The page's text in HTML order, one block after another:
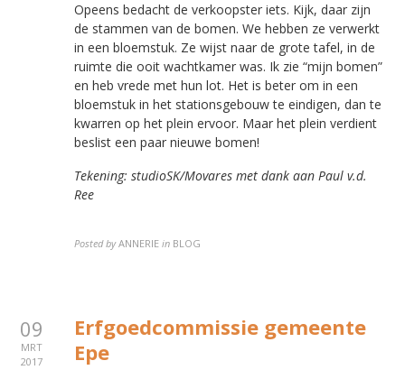
Opeens bedacht de verkoopster iets. Kijk, daar zijn
de stammen van de bomen. We hebben ze verwerkt
in een bloemstuk. Ze wijst naar de grote tafel, in de
ruimte die ooit wachtkamer was. Ik zie “mijn bomen”
en heb vrede met hun lot. Het is beter om in een
bloemstuk in het stationsgebouw te eindigen, dan te
kwarren op het plein ervoor. Maar het plein verdient
beslist een paar nieuwe bomen!
Tekening: studioSK/Movares met dank aan Paul v.d.
Ree
Posted by ANNERIE in BLOG
09
MRT
2017
Erfgoedcommissie gemeente
Epe